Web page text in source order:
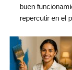
buen
repercutir en el